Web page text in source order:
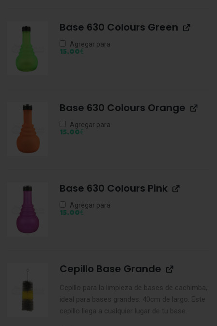
Base 630 Colours Green
Agregar para
15,00€
Base 630 Colours Orange
Agregar para
15,00€
Base 630 Colours Pink
Agregar para
15,00€
Cepillo Base Grande
Cepillo para la limpieza de bases de cachimba,
ideal para bases grandes. 40cm de largo. Este
cepillo llega a cualquier lugar de tu base.